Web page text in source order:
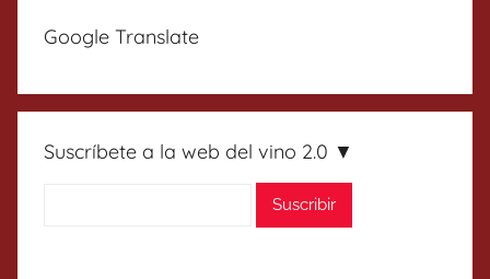
Google Translate
Suscríbete a la web del vino 2.0 ▼